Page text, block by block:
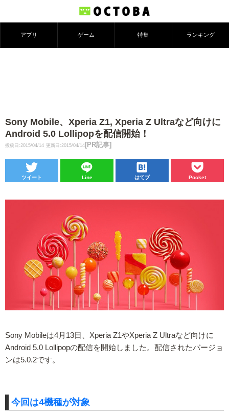
アプリ ゲーム 特集 ランキング
Sony Mobile、Xperia Z1, Xperia Z Ultraなど向けに
Android 5.0 Lollipopを配信開始！
投稿日:2015/04/14 更新日:2015/04/14 [PR記事]
ツイート Line はてブ Pocket
Sony Mobileは4月13日、Xperia Z1やXperia Z Ultraなど向けに
Android 5.0 Lollipopの配信を開始しました。配信されたバージョ
ンは5.0.2です。
今回は4機種が対象